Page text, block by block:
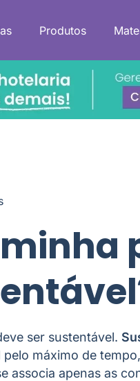
Produtos
ser sustentável.
máximo de
associa apenas as